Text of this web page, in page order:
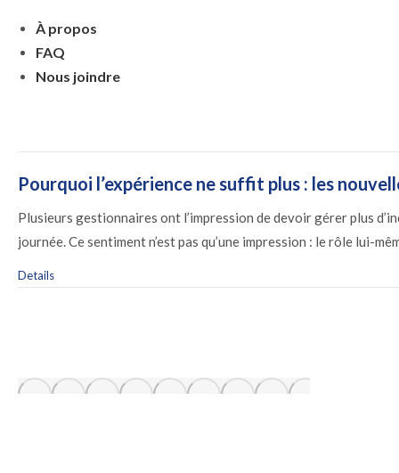
À propos
FAQ
Nous joindre
Pourquoi l’expérience ne suffit plus : les
Plusieurs gestionnaires ont l’impression de devoir gérer plus
journée. Ce sentiment n’est pas qu’une impression : le rôle lui-
Details